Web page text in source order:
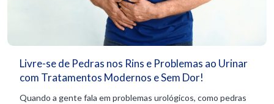
Livre-se de Pedras nos Rins e Problemas ao Urinar
com Tratamentos Modernos e Sem Dor!
Quando a gente fala em problemas urológicos, como pedras